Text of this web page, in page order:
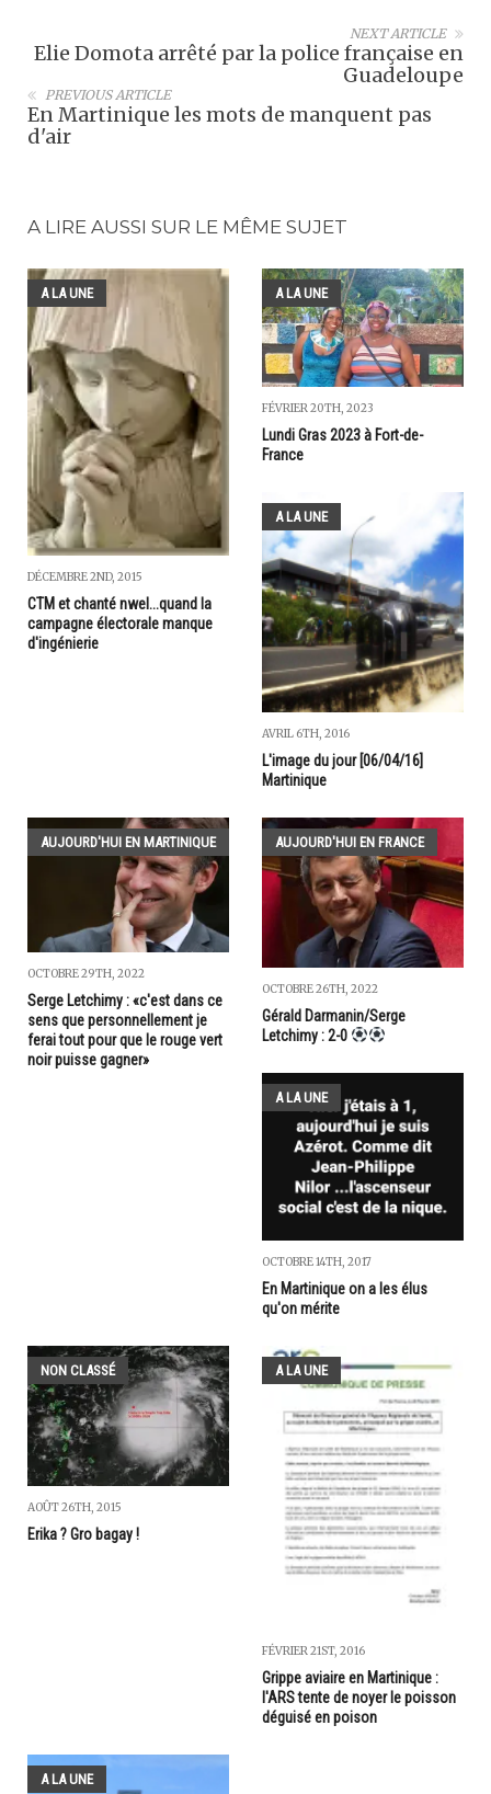
NEXT ARTICLE
Elie Domota arrêté par la police française en
Guadeloupe
PREVIOUS ARTICLE
En Martinique les mots de manquent pas
d'air
A LIRE AUSSI SUR LE MÊME SUJET
A LA UNE
DÉCEMBRE 2ND, 2015
CTM et chanté nwel...quand la
campagne électorale manque
d'ingénierie
A LA UNE
FÉVRIER 20TH, 2023
Lundi Gras 2023 à Fort-de-
France
A LA UNE
AVRIL 6TH, 2016
L'image du jour [06/04/16]
Martinique
AUJOURD'HUI EN MARTINIQUE
OCTOBRE 29TH, 2022
Serge Letchimy : «c'est dans ce
sens que personnellement je
ferai tout pour que le rouge vert
noir puisse gagner»
AUJOURD'HUI EN FRANCE
OCTOBRE 26TH, 2022
Gérald Darmanin/Serge
Letchimy : 2-0
A LA UNE
OCTOBRE 14TH, 2017
En Martinique on a les élus
qu'on mérite
NON CLASSÉ
AOÛT 26TH, 2015
Erika ? Gro bagay !
A LA UNE
FÉVRIER 21ST, 2016
Grippe aviaire en Martinique :
l'ARS tente de noyer le poisson
déguisé en poison
A LA UNE